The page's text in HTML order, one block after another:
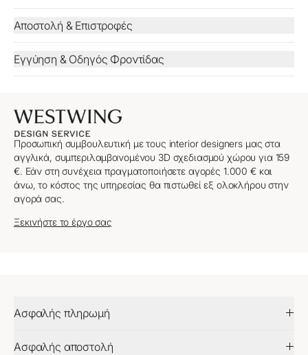
Αποστολή & Επιστροφές
Εγγύηση & Οδηγός Φροντίδας
Προσωπική συμβουλευτική με τους interior designers μας στα
αγγλικά, συμπεριλαμβανομένου 3D σχεδιασμού χώρου για 159
€. Εάν στη συνέχεια πραγματοποιήσετε αγορές 1.000 € και
άνω, το κόστος της υπηρεσίας θα πιστωθεί εξ ολοκλήρου στην
αγορά σας.
Ξεκινήστε το έργο σας
Ασφαλής πληρωμή
Ασφαλής αποστολή